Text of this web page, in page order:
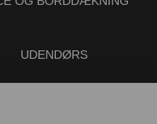
UDENDØRS